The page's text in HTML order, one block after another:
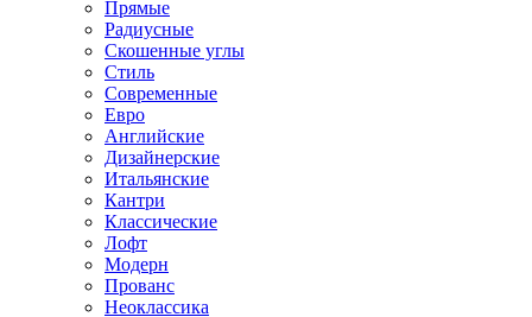
Прямые
Радиусные
Скошенные углы
Стиль
Современные
Евро
Английские
Дизайнерские
Итальянские
Кантри
Классические
Лофт
Модерн
Прованс
Неоклассика